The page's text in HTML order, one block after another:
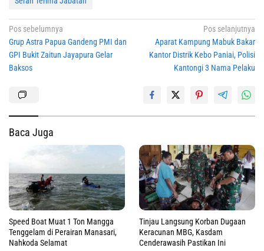
Navigasi
pos
Pos sebelumnya
Grup Astra Papua Gandeng PMI dan
GPI Bukit Zaitun Jayapura Gelar
Baksos
Pos selanjutnya
Aparat Kampung Mabuk Bakar
Kantor Distrik Kebo Paniai, Polisi
Kantongi 3 Nama Pelaku
Baca Juga
Speed Boat Muat 1 Ton Mangga
Tenggelam di Perairan Manasari,
Nahkoda Selamat
Tinjau Langsung Korban Dugaan
Keracunan MBG, Kasdam
Cenderawasih Pastikan Ini